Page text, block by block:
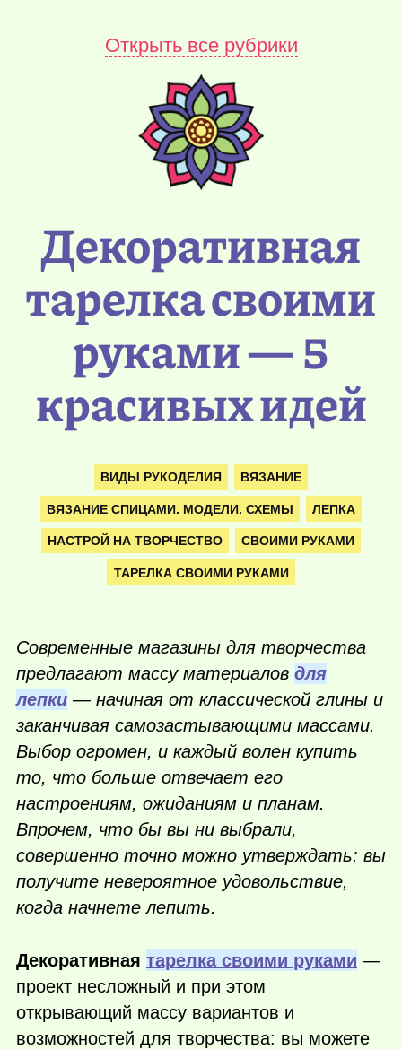
Открыть все рубрики
Декоративная
тарелка своими
руками — 5
красивых идей
ВИДЫ РУКОДЕЛИЯ ВЯЗАНИЕ
ВЯЗАНИЕ СПИЦАМИ. МОДЕЛИ. СХЕМЫ ЛЕПКА
НАСТРОЙ НА ТВОРЧЕСТВО СВОИМИ РУКАМИ
ТАРЕЛКА СВОИМИ РУКАМИ
Современные магазины для творчества
предлагают массу материалов для
лепки — начиная от классической глины и
заканчивая самозастывающими массами.
Выбор огромен, и каждый волен купить
то, что больше отвечает его
настроениям, ожиданиям и планам.
Впрочем, что бы вы ни выбрали,
совершенно точно можно утверждать: вы
получите невероятное удовольствие,
когда начнете лепить.
Декоративная тарелка своими руками —
проект несложный и при этом
открывающий массу вариантов и
возможностей для творчества: вы можете